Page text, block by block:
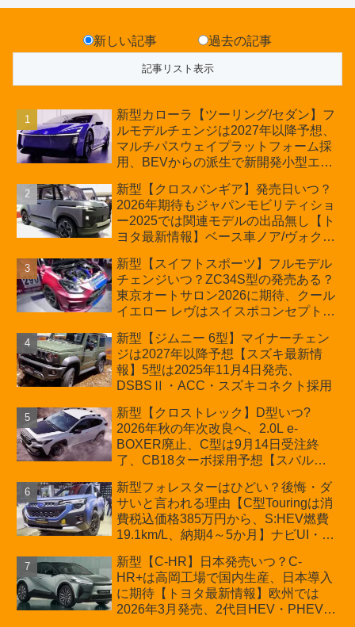
新しい記事 過去の記事
新型カローラ【ツーリング/セダン】フ
ルモデルチェンジは2027年以降予想、
マルチパスウェイプラットフォーム採
用、BEVからの派生で新開発小型エン
の採用は無しか【トヨタ最新情報】60
周年記念車発売
新型【クロスバンギア】発売日いつ？
2026年期待もジャパンモビリティショ
ー2025では関連モデルの出品無し【ト
ヨタ最新情報】ベース車ノア/ヴォクシ
ほか「コア」と「ツール」、デリカ
D:5対抗のクロスオーバーSUVミニバ
ン
新型【スイフトスポーツ】フルモデル
チェンジいつ？ZC34S型の発売ある？
東京オートサロン2026に期待、クール
イエロー レヴはスイスポコンセプト
プが争点【スズキ最新情報】特別仕様
車「ZC33S Final Edition」終了
新型【ジムニー 6型】マイナーチェン
ジは2027年以降予想【スズキ最新情
報】5型は2025年11月4日発売、
DSBSⅡ・ACC・スズキコネクト採用
新型【クロストレック】D型いつ?
2026年秋の年次改良へ、2.0L e-
BOXER廃止、C型は9月14日受注終
了、CB18ターボ採用予想【スバル最
新型フォレスターはひどい？後悔・ダ
サいと言われる理由【C型Touringは消
費税込価格385万円から、S:HEV燃費
19.1km/L、納期4～5か月】ナビUI・冬
カーオブザイヤーとJNCAP大賞受賞後
も残る注意点
新型【C-HR】日本発売いつ？C-
HR+は高岡工場で国内生産、日本導入
に期待【トヨタ最新情報】欧州では
2026年3月発売、2代目HEV・PHEVは